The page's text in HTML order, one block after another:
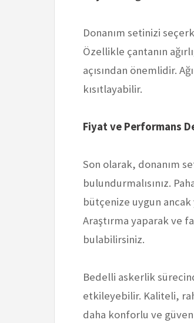
Donanım setinizi
Özellikle çantanın
açısından önemlidir.
kısıtlayabilir.
Fiyat ve Performans
Son olarak, donanım
bulundurmalısınız.
bütçenize uygun
Araştırma yaparak ve
bulabilirsiniz.
Bedelli askerlik
etkileyebilir. Kaliteli,
daha konforlu ve